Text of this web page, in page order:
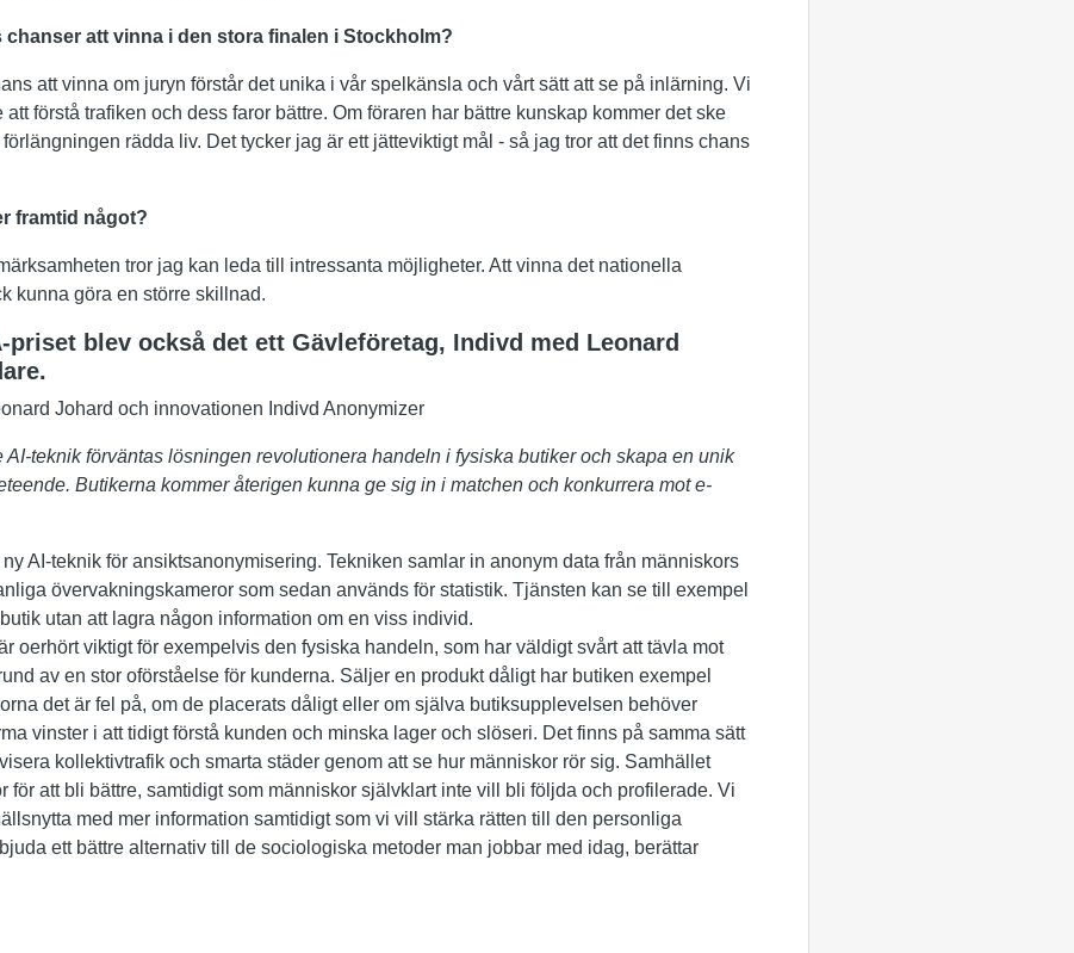
att vinna i den stora finalen i Stockholm?
att vinna om juryn förstår det unika i vår spelkänsla och vårt sätt att se på inlärning. Vi
att förstå trafiken och dess faror bättre. Om föraren har bättre kunskap kommer det ske
rädda liv. Det tycker jag är ett jätteviktigt mål - så jag tror att det finns chans
framtid något?
tror jag kan leda till intressanta möjligheter. Att vinna det nationella
kunna göra en större skillnad.
priset blev också det ett Gävleföretag, Indivd med Leonard
Johard och innovationen Indivd Anonymizer
AI-teknik förväntas lösningen revolutionera handeln i fysiska butiker och skapa en unik
Butikerna kommer återigen kunna ge sig in i matchen och konkurrera mot e-
ny AI-teknik för ansiktsanonymisering. Tekniken samlar in anonym data från människors
övervakningskameror som sedan används för statistik. Tjänsten kan se till exempel
utan att lagra någon information om en viss individ.
oerhört viktigt för exempelvis den fysiska handeln, som har väldigt svårt att tävla mot
av en stor oförståelse för kunderna. Säljer en produkt dåligt har butiken exempel
det är fel på, om de placerats dåligt eller om själva butiksupplevelsen behöver
vinster i att tidigt förstå kunden och minska lager och slöseri. Det finns på samma sätt
kollektivtrafik och smarta städer genom att se hur människor rör sig. Samhället
för att bli bättre, samtidigt som människor självklart inte vill bli följda och profilerade. Vi
med mer information samtidigt som vi vill stärka rätten till den personliga
ett bättre alternativ till de sociologiska metoder man jobbar med idag, berättar